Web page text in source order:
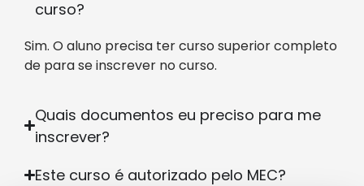
curso?
Sim. O aluno precisa ter curso superior completo
de para se inscrever no curso.
Quais documentos eu preciso para me
inscrever?
Este curso é autorizado pelo MEC?